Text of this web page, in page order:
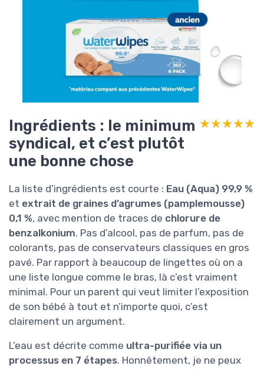
Ingrédients : le minimum
syndical, et c’est plutôt
une bonne chose
★★★★★
★★★★★
La liste d’ingrédients est courte : Eau (Aqua) 99,9 %
et extrait de graines d’agrumes (pamplemousse)
0,1 %, avec mention de traces de chlorure de
benzalkonium. Pas d’alcool, pas de parfum, pas de
colorants, pas de conservateurs classiques en gros
pavé. Par rapport à beaucoup de lingettes où on a
une liste longue comme le bras, là c’est vraiment
minimal. Pour un parent qui veut limiter l’exposition
de son bébé à tout et n’importe quoi, c’est
clairement un argument.
L’eau est décrite comme ultra-purifiée via un
processus en 7 étapes. Honnêtement, je ne peux